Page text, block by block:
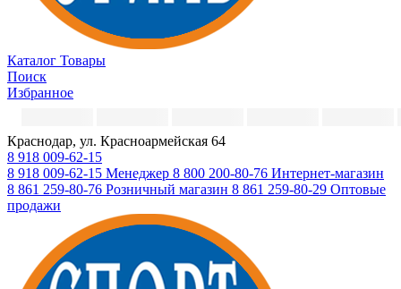
Каталог Товары
Поиск
Избранное
Краснодар, ул. Красноармейская 64
8 918 009-62-15
8 918 009-62-15 Менеджер 8 800 200-80-76 Интернет-магазин
8 861 259-80-76 Розничный магазин 8 861 259-80-29 Оптовые
продажи